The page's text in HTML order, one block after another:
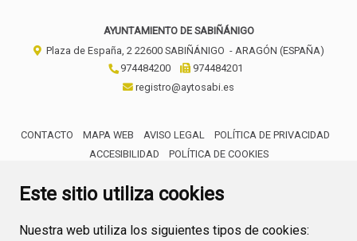
Este sitio utiliza cookies
Nuestra web utiliza los siguientes tipos de cookies:
AYUNTAMIENTO DE SABIÑÁNIGO
Plaza de España, 2 22600 SABIÑÁNIGO - ARAGÓN (ESPAÑA)
974484200
974484201
registro@aytosabi.es
CONTACTO MAPA WEB AVISO LEGAL
POLÍTICA DE PRIVACIDAD
ACCESIBILIDAD
POLÍTICA DE COOKIES